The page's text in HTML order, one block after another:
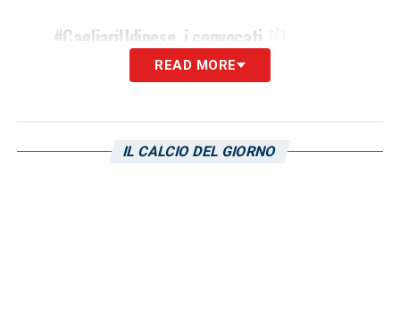
#CagliariUdinese , i convocati
Forza ragazzi,#forzaCasteddu
pic.twitter.com/9NkGi4vczN
READ MORE
IL CALCIO DEL GIORNO